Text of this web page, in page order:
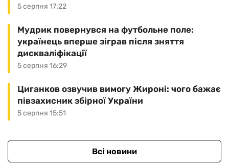
5 серпня 17:22
5 серпня 16:29
Мудрик повернувся на футбольне поле:
українець вперше зіграв після зняття
дискваліфікації
5 серпня 15:51
Циганков озвучив вимогу Жироні: чого бажає
півзахисник збірної України
Всі новини